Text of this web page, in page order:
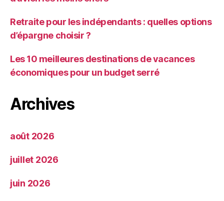
Retraite pour les indépendants : quelles options
d’épargne choisir ?
Les 10 meilleures destinations de vacances
économiques pour un budget serré
Archives
août 2026
juillet 2026
juin 2026